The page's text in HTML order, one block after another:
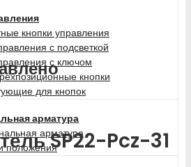
кнопки управления
с подсветкой
с ключом
кнопки
для кнопок
арматура
арматура
положенияSP22-Pcz-31